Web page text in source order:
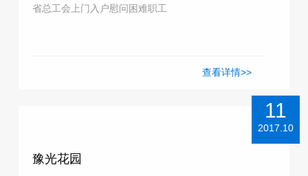
省总工会上门入户慰问困难职工
查看详情>>
豫光花园
11
2017.10